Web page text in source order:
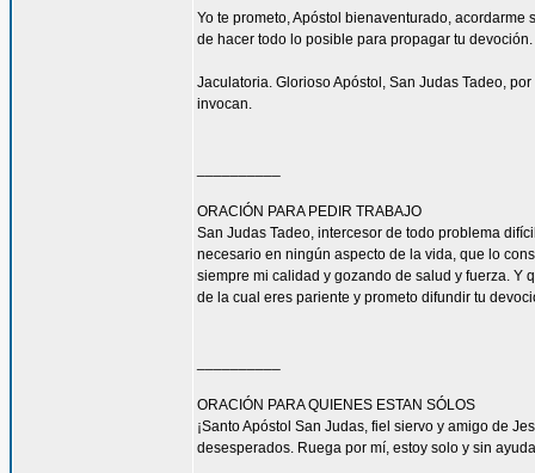
Yo te prometo, Apóstol bienaventurado,
de hacer todo lo posible para propagar tu devoción.
Jaculatoria. Glorioso Apóstol, San Judas Tadeo,
invocan.
ORACIÓN PARA PEDIR TRABAJO
San Judas Tadeo, intercesor de todo problema
necesario en ningún aspecto de la vida, que lo
siempre mi calidad y gozando de salud y fuerza. Y
de la cual eres pariente y prometo difundir tu
ORACIÓN PARA QUIENES ESTAN SÓLOS
¡Santo Apóstol San Judas, fiel siervo y amigo de
desesperados. Ruega por mí, estoy solo y sin